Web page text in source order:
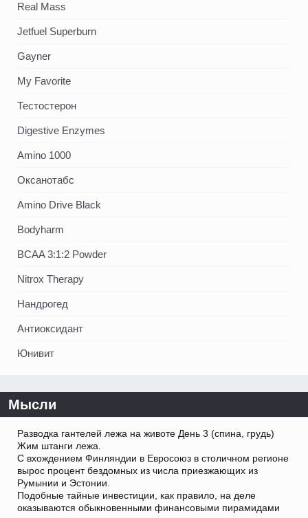
Real Mass
Jetfuel Superburn
Gayner
My Favorite
Тестостерон
Digestive Enzymes
Amino 1000
Оксанотабс
Amino Drive Black
Bodyharm
BCAA 3:1:2 Powder
Nitrox Therapy
Нандрогед
Антиоксидант
Юнивит
Мысли
Разводка гантелей лежа на животе День 3 (спина, грудь)
Жим штанги лежа.
С вхождением Финляндии в Евросоюз в столичном регионе
вырос процент бездомных из числа приезжающих из
Румынии и Эстонии.
Подобные тайные инвестиции, как правило, на деле
оказываются обыкновенными финансовыми пирамидами